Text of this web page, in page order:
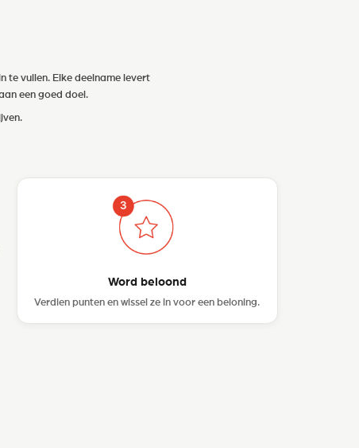
te vullen. Elke deelname levert
een goed doel.
Word beloond
Verdien punten en wissel ze in voor een beloning.